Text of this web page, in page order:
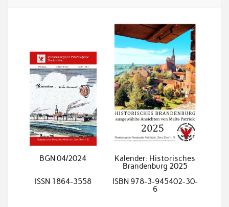
BGN 04/2024
Kalender: Historisches
Brandenburg 2025
ISSN 1864-3558
ISBN 978-3-945402-30-
6